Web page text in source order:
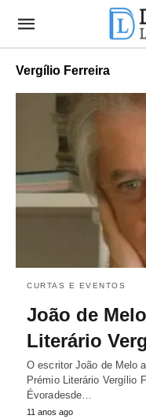
Vergílio Ferreira
CURTAS E EVENTOS
João de
Literário
O escritor João de Melo
Prémio Literário Vergílio
Évoradesde…
11 anos ago